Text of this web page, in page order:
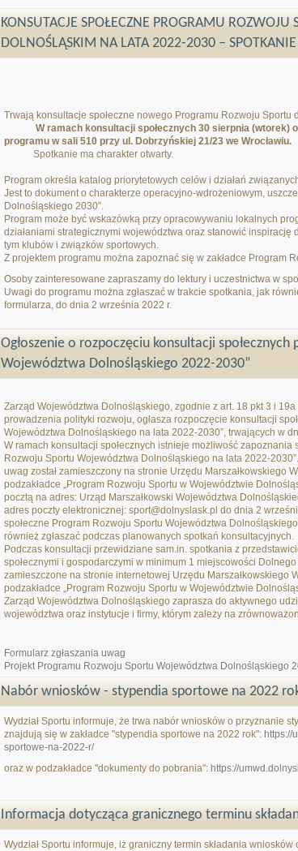
KONSUTACJE SPOŁECZNE PROGRAMU
DOLNOŚLĄSKIM NA LATA 2022-2030 – SPOTKANIE
Trwają konsultacje społeczne nowego Programu Rozwoju
W ramach konsultacji społecznych 30 sierpnia (wtorek)
programu w sali 510 przy ul. Dobrzyńskiej 21/23 we Wrocławiu.
Spotkanie ma charakter otwarty.
Program określa katalog priorytetowych celów i działań
Jest to dokument o charakterze operacyjno-wdrożeniowym,
Dolnośląskiego 2030”.
Program może być wskazówką przy opracowywaniu lokalnych
działaniami strategicznymi województwa oraz stanowić
tym klubów i związków sportowych.
Z projektem programu można zapoznać się w zakładce Program
Osoby zainteresowane zapraszamy do lektury i uczestnictwa w
Uwagi do programu można zgłaszać w trakcie spotkania, jak
formularza, do dnia 2 września 2022 r.
Ogłoszenie o rozpoczęciu konsultacji
Województwa Dolnośląskiego 2022-2030”
Zarząd Województwa Dolnośląskiego, zgodnie z art. 18 pkt 3 i
prowadzenia polityki rozwoju, ogłasza rozpoczęcie konsultacji
Województwa Dolnośląskiego na lata 2022-2030”, trwających w
W ramach konsultacji społecznych istnieje możliwość
Rozwoju Sportu Województwa Dolnośląskiego na lata 2022-
uwag został zamieszczony na stronie Urzędu Marszałkowskiego
podzakładce „Program Rozwoju Sportu w Województwie
pocztą na adres: Urząd Marszałkowski Województwa
adres poczty elektronicznej: sport@dolnyslask.pl do dnia 2
społeczne Program Rozwoju Sportu Województwa
również zgłaszać podczas planowanych spotkań konsultacyjnych.
Podczas konsultacji przewidziane sam.in. spotkania z
społecznymi i gospodarczymi w minimum 1 miejscowości
zamieszczone na stronie internetowej Urzędu Marszałkowskiego
podzakładce „Program Rozwoju Sportu w Województwie
Zarząd Województwa Dolnośląskiego zaprasza do aktywnego
województwa oraz instytucje i firmy, którym zależy na
Formularz zgłaszania uwag
Projekt Programu Rozwoju Sportu Województwa Dolnośląskiego
Nabór wniosków - stypendia sportowe na 2022
Wydział Sportu informuje, że trwa nabór wniosków o przyznanie
znajdują się w zakładce "stypendia sportowe na 2022 rok": https://
sportowe-na-2022-r/
oraz w podzakładce "dokumenty do pobrania": https://
Informacja dotycząca granicznego terminu
Wydział Sportu informuje, iż graniczny termin składania